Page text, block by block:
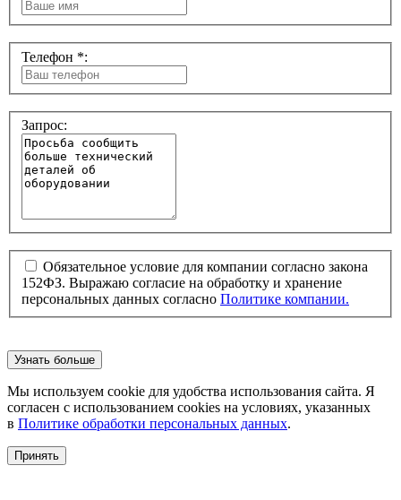
Телефон *:
Запрос:
Обязательное условие для компании согласно закона
152ФЗ. Выражаю согласие на обработку и хранение
персональных данных согласно Политике компании.
Узнать больше
Мы используем cookie для удобства использования сайта. Я
согласен с использованием cookies на условиях, указанных
в Политике обработки персональных данных.
Принять